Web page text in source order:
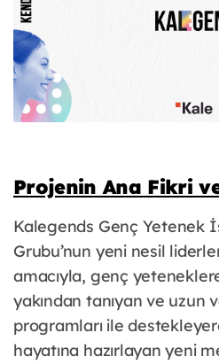
Projenin Ana Fikri
Kalegends Genç Yetenek
Grubu’nun yeni nesil
amacıyla, genç
yakından tanıyan ve uzun
programları ile
hayatına hazırlayan yeni